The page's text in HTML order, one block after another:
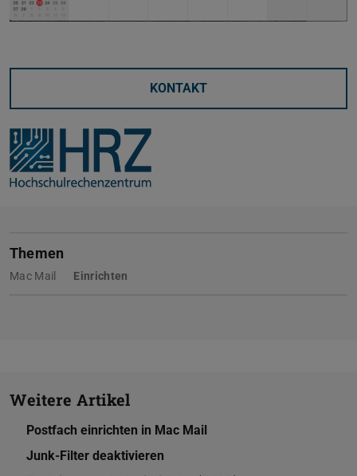
KONTAKT
Themen
Mac Mail Einrichten
Weitere Artikel
Postfach einrichten in Mac Mail
Junk-Filter deaktivieren